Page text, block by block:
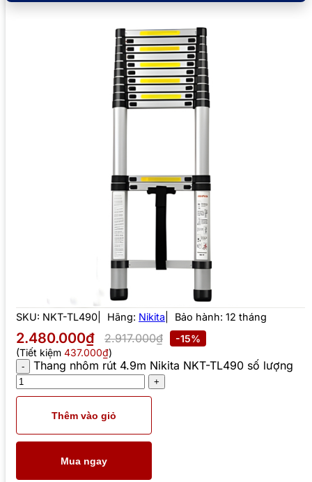
SKU: NKT-TL490 Hãng: Nikita Bảo hành: 12 tháng
2.480.000₫ 2.917.000₫
-15%
(Tiết kiệm 437.000₫)
Thang nhôm rút 4.9m Nikita NKT-TL490 số lượng
Thêm vào giỏ
Mua ngay